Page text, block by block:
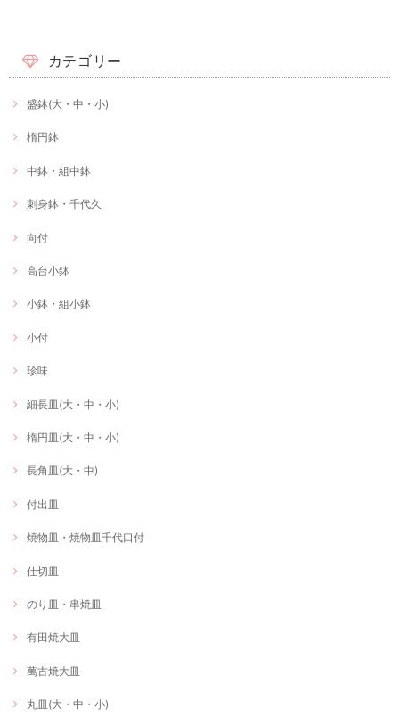
カテゴリー
盛鉢(大・中・小)
楕円鉢
中鉢・組中鉢
刺身鉢・千代久
向付
高台小鉢
小鉢・組小鉢
小付
珍味
細長皿(大・中・小)
楕円皿(大・中・小)
長角皿(大・中)
付出皿
焼物皿・焼物皿千代口付
仕切皿
のり皿・串焼皿
有田焼大皿
萬古焼大皿
丸皿(大・中・小)